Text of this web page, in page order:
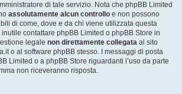
di tale servizio. Nota che phpBB Limited
assolutamente alcun controllo e non possono
di come, dove e da chi viene utilizzata questa
contattare phpBB Limited o phpBB Store in
legale non direttamente collegata al sito
o al software phpBB stesso. I messaggi di posta
Limited o a phpBB Store riguardanti l’uso da parte
non riceveranno risposta.